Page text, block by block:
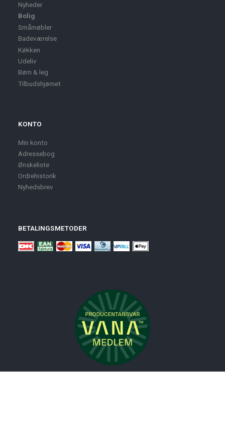
Nyheder
Bolig
Småmøbler
Badeværelse
Køkken
Udeliv
Børn & leg
Tilbudshjørnet
KONTO
Min konto
Adressebog
Ønskeliste
Ordrehistorik
Nyhedsbrev
BETALINGSMETODER